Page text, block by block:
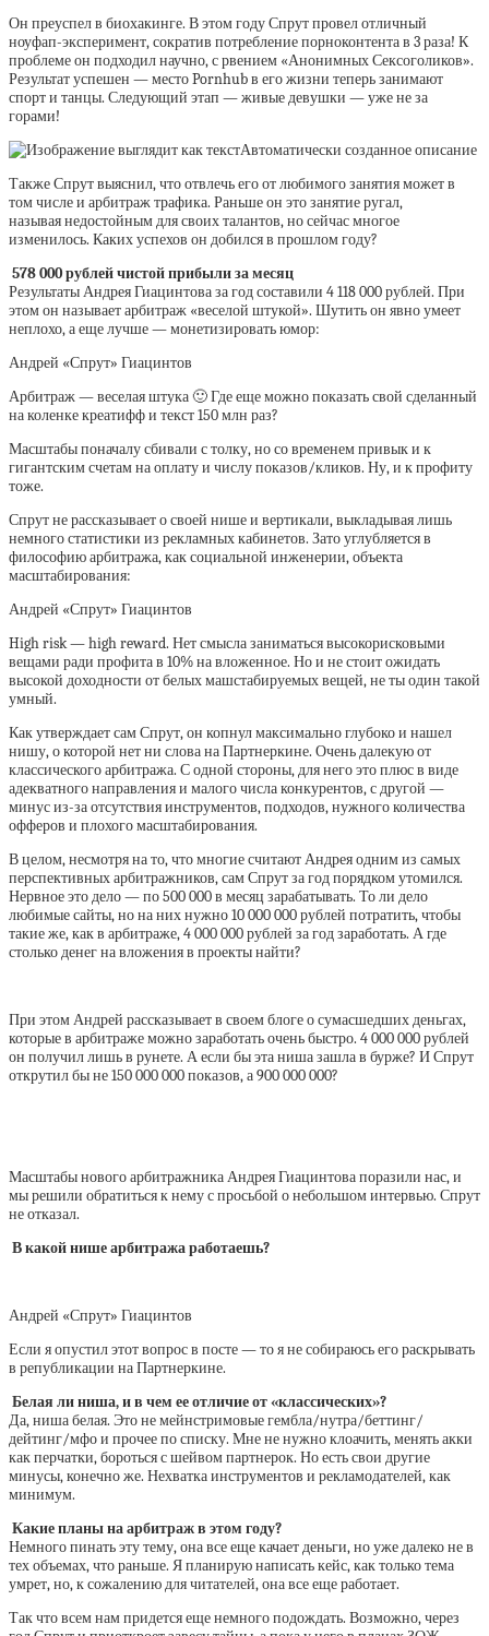
Он преуспел в биохакинге. В этом году Спрут провел отличный
ноуфап-эксперимент, сократив потребление порноконтента в 3 раза! К
проблеме он подходил научно, с рвением «Анонимных Сексоголиков».
Результат успешен — место Pornhub в его жизни теперь занимают
спорт и танцы. Следующий этап — живые девушки — уже не за
горами!
Также Спрут выяснил, что отвлечь его от любимого занятия может в
том числе и арбитраж трафика. Раньше он это занятие ругал,
называя недостойным для своих талантов, но сейчас многое
изменилось. Каких успехов он добился в прошлом году?
578 000 рублей чистой прибыли за месяц
Результаты Андрея Гиацинтова за год составили 4 118 000 рублей. При
этом он называет арбитраж «веселой штукой». Шутить он явно умеет
неплохо, а еще лучше — монетизировать юмор:
Андрей «Спрут» Гиацинтов
Арбитраж — веселая штука 🙂 Где еще можно показать свой сделанный
на коленке креатифф и текст 150 млн раз?
Масштабы поначалу сбивали с толку, но со временем привык и к
гигантским счетам на оплату и числу показов/кликов. Ну, и к профиту
тоже.
Спрут не рассказывает о своей нише и вертикали, выкладывая лишь
немного статистики из рекламных кабинетов. Зато углубляется в
философию арбитража, как социальной инженерии, объекта
масштабирования:
Андрей «Спрут» Гиацинтов
High risk — high reward. Нет смысла заниматься высокорисковыми
вещами ради профита в 10% на вложенное. Но и не стоит ожидать
высокой доходности от белых машстабируемых вещей, не ты один такой
умный.
Как утверждает сам Спрут, он копнул максимально глубоко и нашел
нишу, о которой нет ни слова на Партнеркине. Очень далекую от
классического арбитража. С одной стороны, для него это плюс в виде
адекватного направления и малого числа конкурентов, с другой —
минус из-за отсутствия инструментов, подходов, нужного количества
офферов и плохого масштабирования.
В целом, несмотря на то, что многие считают Андрея одним из самых
перспективных арбитражников, сам Спрут за год порядком утомился.
Нервное это дело — по 500 000 в месяц зарабатывать. То ли дело
любимые сайты, но на них нужно 10 000 000 рублей потратить, чтобы
такие же, как в арбитраже, 4 000 000 рублей за год заработать. А где
столько денег на вложения в проекты найти?
При этом Андрей рассказывает в своем блоге о сумасшедших деньгах,
которые в арбитраже можно заработать очень быстро. 4 000 000 рублей
он получил лишь в рунете. А если бы эта ниша зашла в бурже? И Спрут
открутил бы не 150 000 000 показов, а 900 000 000?
Масштабы нового арбитражника Андрея Гиацинтова поразили нас, и
мы решили обратиться к нему с просьбой о небольшом интервью. Спрут
не отказал.
В какой нише арбитража работаешь?
Андрей «Спрут» Гиацинтов
Если я опустил этот вопрос в посте — то я не собираюсь его раскрывать
в републикации на Партнеркине.
Белая ли ниша, и в чем ее отличие от «классических»?
Да, ниша белая. Это не мейнстримовые гембла/нутра/беттинг/
дейтинг/мфо и прочее по списку. Мне не нужно клоачить, менять акки
как перчатки, бороться с шейвом партнерок. Но есть свои другие
минусы, конечно же. Нехватка инструментов и рекламодателей, как
минимум.
Какие планы на арбитраж в этом году?
Немного пинать эту тему, она все еще качает деньги, но уже далеко не в
тех объемах, что раньше. Я планирую написать кейс, как только тема
умрет, но, к сожалению для читателей, она все еще работает.
Так что всем нам придется еще немного подождать. Возможно, через